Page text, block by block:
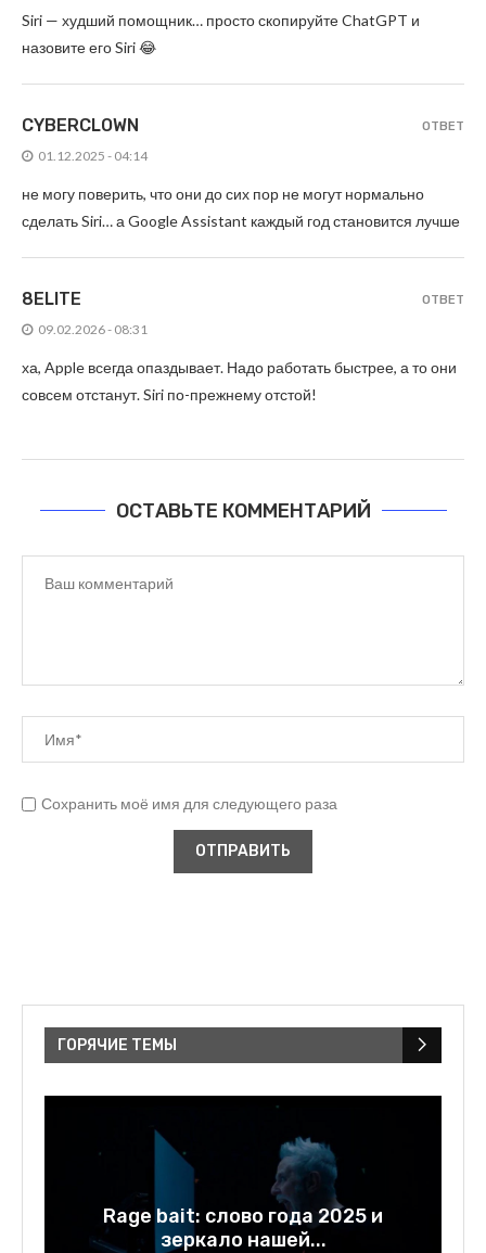
Siri — худший помощник… просто скопируйте ChatGPT и
назовите его Siri 😂
CYBERCLOWN
01.12.2025 - 04:14
не могу поверить, что они до сих пор не могут нормально
сделать Siri… а Google Assistant каждый год становится лучше
ОТВЕТ
8ELITE
09.02.2026 - 08:31
ха, Apple всегда опаздывает. Надо работать быстрее, а то они
совсем отстанут. Siri по-прежнему отстой!
ОТВЕТ
ОСТАВЬТЕ КОММЕНТАРИЙ
Сохранить моё имя для следующего раза
ГОРЯЧИЕ ТЕМЫ
Rage bait: слово года 2025 и
зеркало нашей...